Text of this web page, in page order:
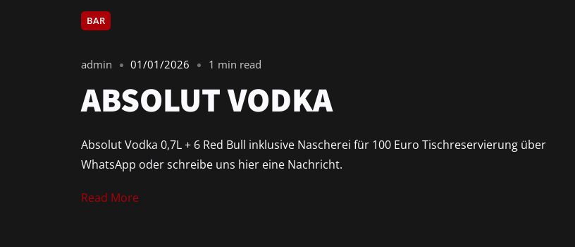
BAR
admin 01/01/2026 1 min read
ABSOLUT VODKA
Absolut Vodka 0,7L + 6 Red Bull inklusive Nascherei für 100 Euro Tischreservierung über
WhatsApp oder schreibe uns hier eine Nachricht.
Read More